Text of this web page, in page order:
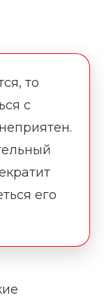
то
с
его